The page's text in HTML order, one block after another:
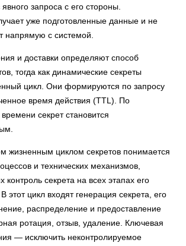
запроса с его стороны.
уже подготовленные данные и не
напрямую с системой.
и доставки определяют способ
тогда как динамические секреты
цикл. Они формируются по запросу
время действия (TTL). По
времени секрет становится
жизненным циклом секретов понимается
и технических механизмов,
секрета на всех этапах его
этот цикл входят генерация секрета, его
распределение и предоставление
ротация, отзыв, удаление. Ключевая
— исключить неконтролируемое